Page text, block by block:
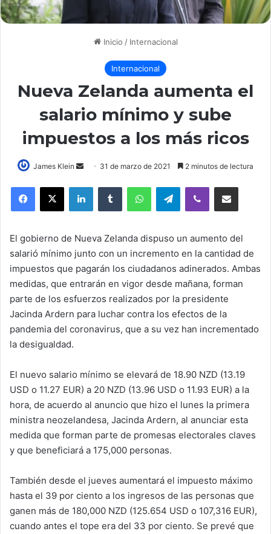
Inicio / Internacional
Internacional
Nueva Zelanda aumenta el
salario mínimo y sube
impuestos a los más ricos
James Klein
Send 31 de marzo de 2021 2 minutos de lectura
LinkedInTumblr WhatsAppTelegramViber Compartir por correo
El gobierno de Nueva Zelanda dispuso un aumento del
salarió mínimo junto con un incremento en la cantidad de
impuestos que pagarán los ciudadanos adinerados. Ambas
medidas, que entrarán en vigor desde mañana, forman
parte de los esfuerzos realizados por la presidente
Jacinda Ardern para luchar contra los efectos de la
pandemia del coronavirus, que a su vez han incrementado
la desigualdad.
El nuevo salario mínimo se elevará de 18.90 NZD (13.19
USD o 11.27 EUR) a 20 NZD (13.96 USD o 11.93 EUR) a la
hora, de acuerdo al anuncio que hizo el lunes la primera
ministra neozelandesa, Jacinda Ardern, al anunciar esta
medida que forman parte de promesas electorales claves
y que beneficiará a 175,000 personas.
También desde el jueves aumentará el impuesto máximo
hasta el 39 por ciento a los ingresos de las personas que
ganen más de 180,000 NZD (125.654 USD o 107,316 EUR),
cuando antes el tope era del 33 por ciento. Se prevé que